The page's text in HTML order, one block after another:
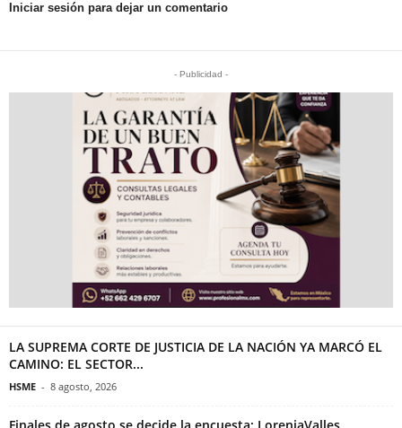
Iniciar sesión para dejar un comentario
- Publicidad -
LA SUPREMA CORTE DE JUSTICIA DE LA NACIÓN YA MARCÓ EL
CAMINO: EL SECTOR...
HSME - 8 agosto, 2026